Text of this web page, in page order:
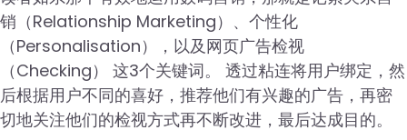
销（Relationship Marketing）、个性化
（Personalisation），以及网页广告检视
（Checking） 这3个关键词。 透过粘连将用户绑定，然
后根据用户不同的喜好，推荐他们有兴趣的广告，再密
切地关注他们的检视方式再不断改进，最后达成目的。